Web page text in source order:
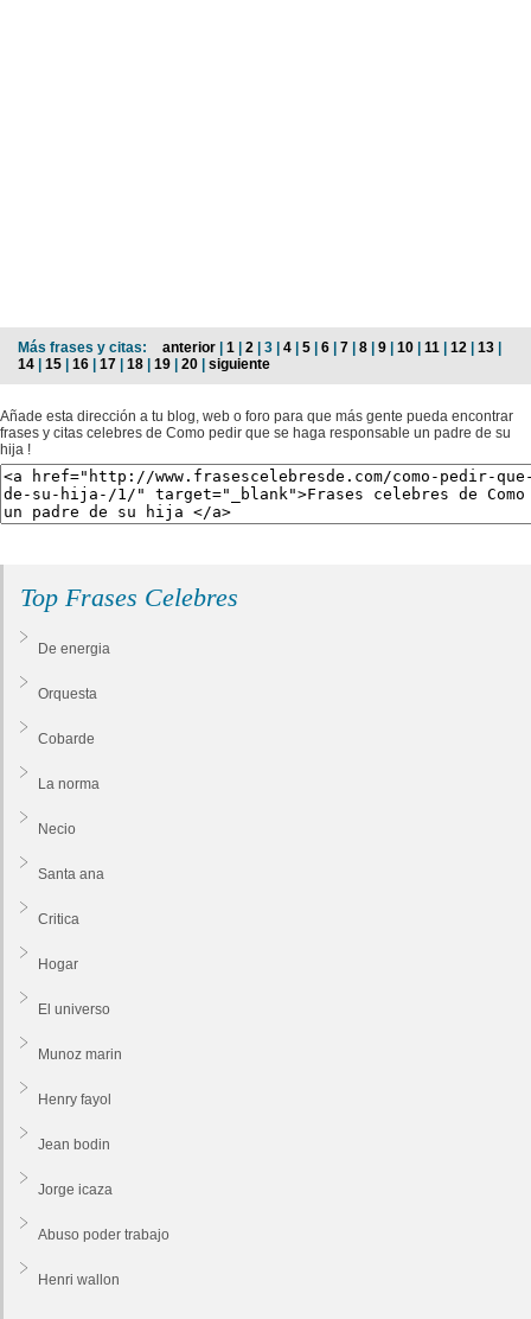
Más frases y citas: anterior | 1 | 2 | 3 | 4 | 5 | 6 | 7 | 8 | 9 | 10 | 11 | 12 | 13 |
14 | 15 | 16 | 17 | 18 | 19 | 20 | siguiente
Añade esta dirección a tu blog, web o foro para que más gente pueda encontrar
frases y citas celebres de Como pedir que se haga responsable un padre de su
hija !
Top Frases Celebres
De energia
Orquesta
Cobarde
La norma
Necio
Santa ana
Critica
Hogar
El universo
Munoz marin
Henry fayol
Jean bodin
Jorge icaza
Abuso poder trabajo
Henri wallon